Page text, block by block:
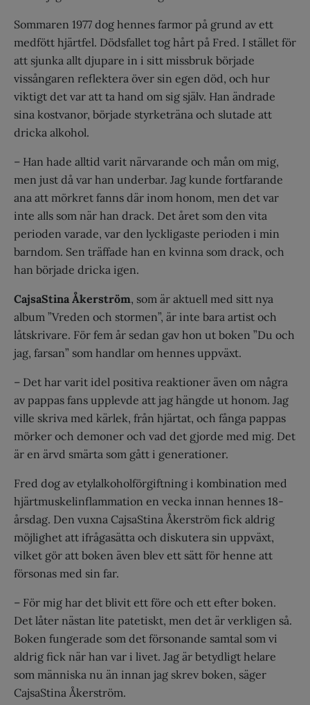
Sommaren 1977 dog hennes farmor på grund av ett
medfött hjärtfel. Dödsfallet tog hårt på Fred. I stället för
att sjunka allt djupare in i sitt missbruk började
vissångaren reflektera över sin egen död, och hur
viktigt det var att ta hand om sig själv. Han ändrade
sina kostvanor, började styrke­träna och slutade att
dricka alkohol.
– Han hade alltid varit närvarande och mån om mig,
men just då var han underbar. Jag kunde fortfarande
ana att mörkret fanns där inom honom, men det var
inte alls som när han drack. Det året som den vita
perioden varade, var den lyckligaste perioden i min
barndom. Sen träffade han en kvinna som drack, och
han började dricka igen.
CajsaStina Åkerström, som är aktuell med sitt nya
album ”Vreden och stormen”, är inte bara artist och
låtskrivare. För fem år sedan gav hon ut boken ”Du och
jag, farsan” som handlar om hennes uppväxt.
– Det har varit idel positiva reaktioner även om några
av pappas fans upplevde att jag hängde ut honom. Jag
ville skriva med kärlek, från hjärtat, och fånga pappas
mörker och demoner och vad det gjorde med mig. Det
är en ärvd smärta som gått i generationer.
Fred dog av etylalkoholförgiftning i kombination med
hjärtmuskelinflammation en vecka innan hennes 18-
årsdag. Den vuxna CajsaStina Åkerström fick aldrig
möjlighet att ifrågasätta och diskutera sin uppväxt,
vilket gör att boken även blev ett sätt för henne att
försonas med sin far.
– För mig har det blivit ett före och ett efter boken.
Det låter nästan lite patetiskt, men det är verkligen så.
Boken fungerade som det försonande samtal som vi
aldrig fick när han var i livet. Jag är betydligt helare
som människa nu än innan jag skrev boken, säger
CajsaStina Åkerström.